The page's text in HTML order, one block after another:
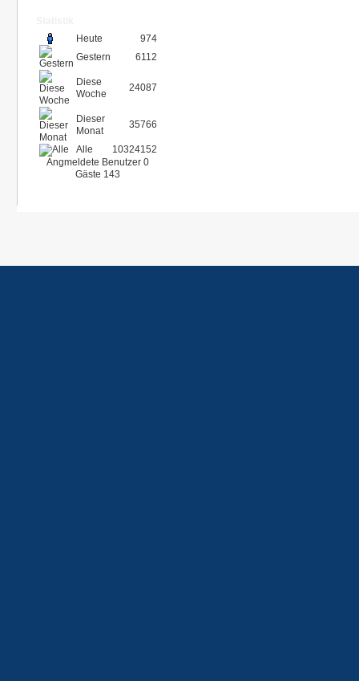
Heute
974
Gestern
6112
Diese
Woche
24087
Dieser
Monat
35766
Alle
10324152
Angmeldete Benutzer 0
Gäste 143